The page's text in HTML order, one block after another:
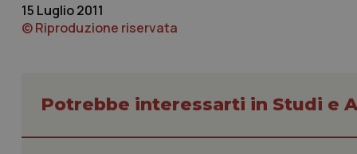
15 Luglio 2011
© Riproduzione riservata
Potrebbe interessarti in Studi e
_ga_KM60CM4NPH